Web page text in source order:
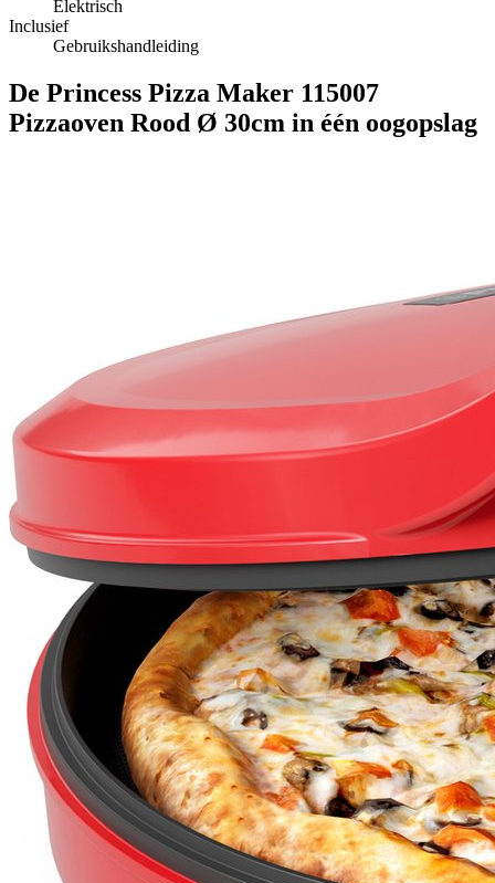
Elektrisch
Inclusief
Gebruikshandleiding
De Princess Pizza Maker 115007
Pizzaoven Rood Ø 30cm in één oogopslag